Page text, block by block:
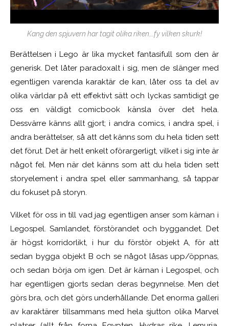
Kang den spjuvern har tagit olika riken….fy vilken skurk!
Berättelsen i Lego är lika mycket fantasifull som den är
generisk. Det låter paradoxalt i sig, men de slänger med
egentligen varenda karaktär de kan, låter oss ta del av
olika världar på ett effektivt sätt och lyckas samtidigt ge
oss en väldigt comicbook känsla över det hela.
Dessvärre känns allt gjort; i andra comics, i andra spel, i
andra berättelser, så att det känns som du hela tiden sett
det förut. Det är helt enkelt oförargerligt, vilket i sig inte är
något fel. Men när det känns som att du hela tiden sett
storyelement i andra spel eller sammanhang, så tappar
du fokuset på storyn.
Vilket för oss in till vad jag egentligen anser som kärnan i
Legospel. Samlandet, förstörandet och byggandet. Det
är högst korridorlikt, i hur du förstör objekt A, för att
sedan bygga objekt B och se något låsas upp/öppnas,
och sedan börja om igen. Det är kärnan i Legospel, och
har egentligen gjorts sedan deras begynnelse. Men det
görs bra, och det görs underhållande. Det enorma galleri
av karaktärer tillsammans med hela sjutton olika Marvel